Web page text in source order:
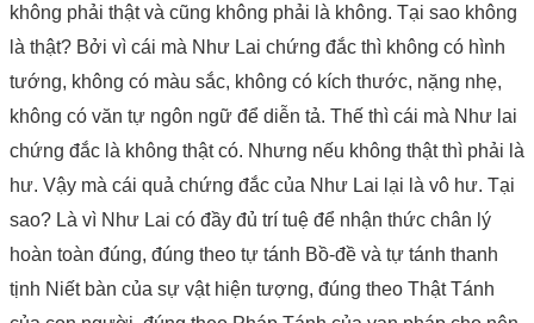
không phải thật và cũng không phải là không. Tại sao không
là thật? Bởi vì cái mà Như Lai chứng đắc thì không có hình
tướng, không có màu sắc, không có kích thước, nặng nhẹ,
không có văn tự ngôn ngữ để diễn tả. Thế thì cái mà Như lai
chứng đắc là không thật có. Nhưng nếu không thật thì phải là
hư. Vậy mà cái quả chứng đắc của Như Lai lại là vô hư. Tại
sao? Là vì Như Lai có đầy đủ trí tuệ để nhận thức chân lý
hoàn toàn đúng, đúng theo tự tánh Bồ-đề và tự tánh thanh
tịnh Niết bàn của sự vật hiện tượng, đúng theo Thật Tánh